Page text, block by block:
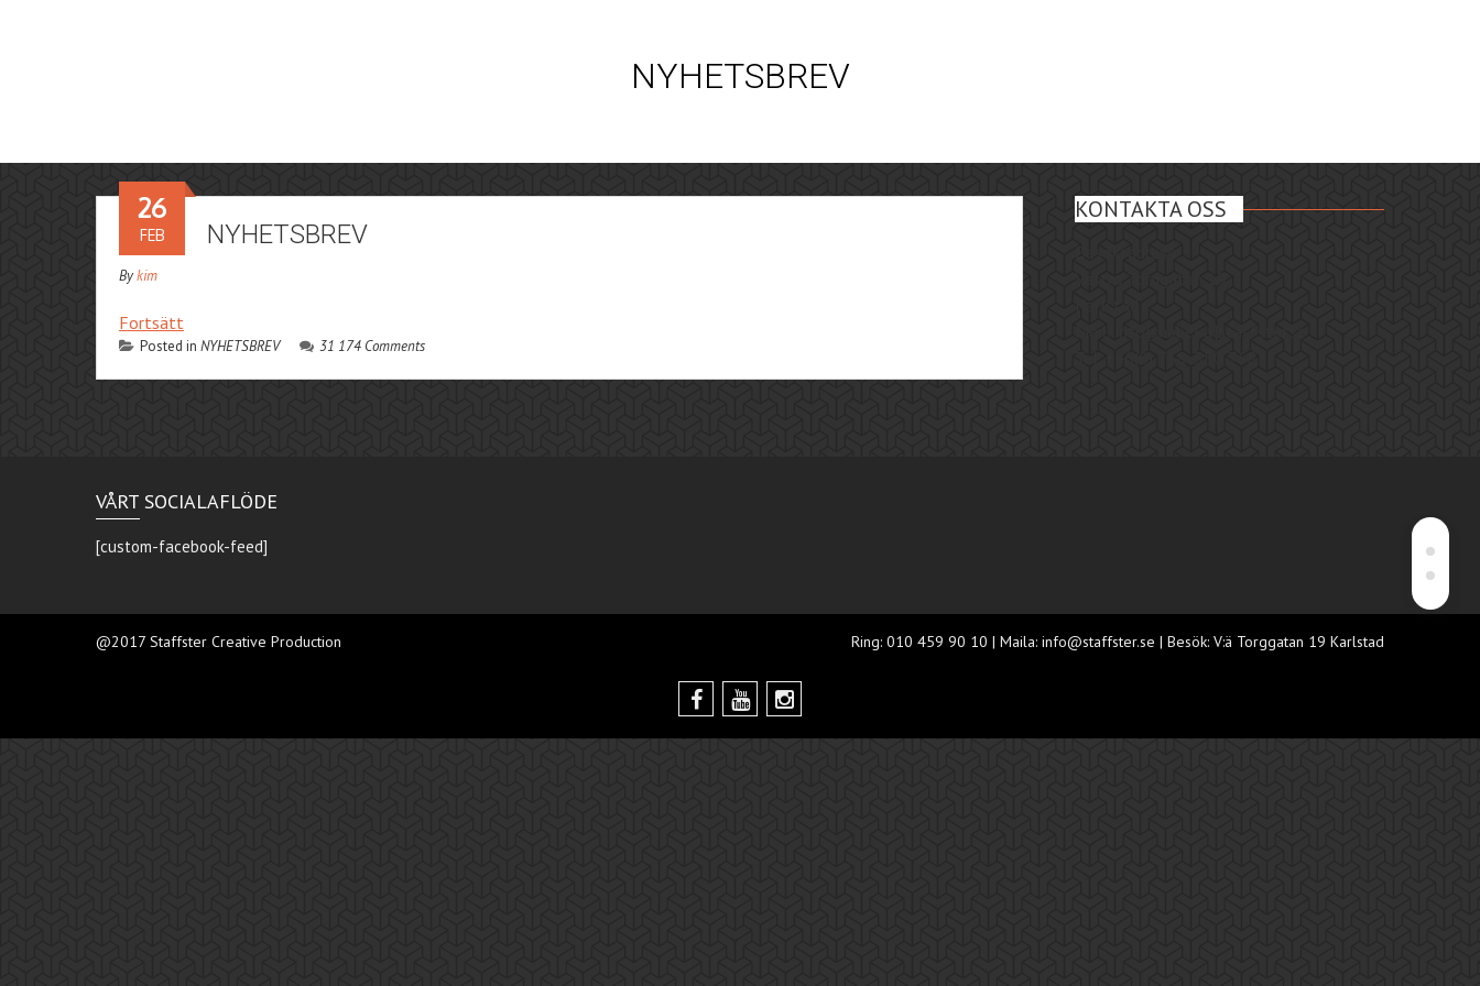
NYHETSBREV
NYHETSBREV
26
FEB
Bykim
Fortsätt
Posted in NYHETSBREV 31 174 Comments
KONTAKTA OSS
VÅRT SOCIALAFLÖDE
[custom-facebook-feed]
@2017 Staffster Creative Production Ring: 010 459 90 10 | Maila: info@staffster.se | Besök: V:ä Torggatan 19 Karlstad